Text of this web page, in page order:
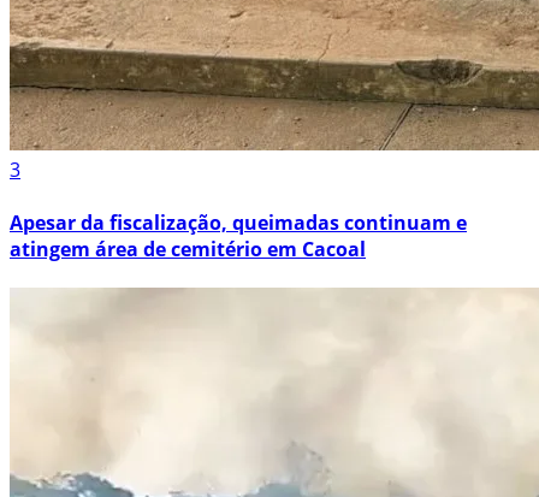
3
Apesar da fiscalização, queimadas continuam e
atingem área de cemitério em Cacoal